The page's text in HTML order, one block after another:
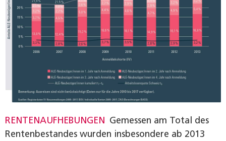
RENTENAUFHEBUNGEN Gemessen am Total des
Rentenbestandes wurden insbesondere ab 2013